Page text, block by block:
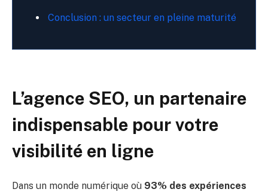
Conclusion : un secteur en pleine maturité
L’agence SEO, un partenaire
indispensable pour votre
visibilité en ligne
Dans un monde numérique où 93% des expériences